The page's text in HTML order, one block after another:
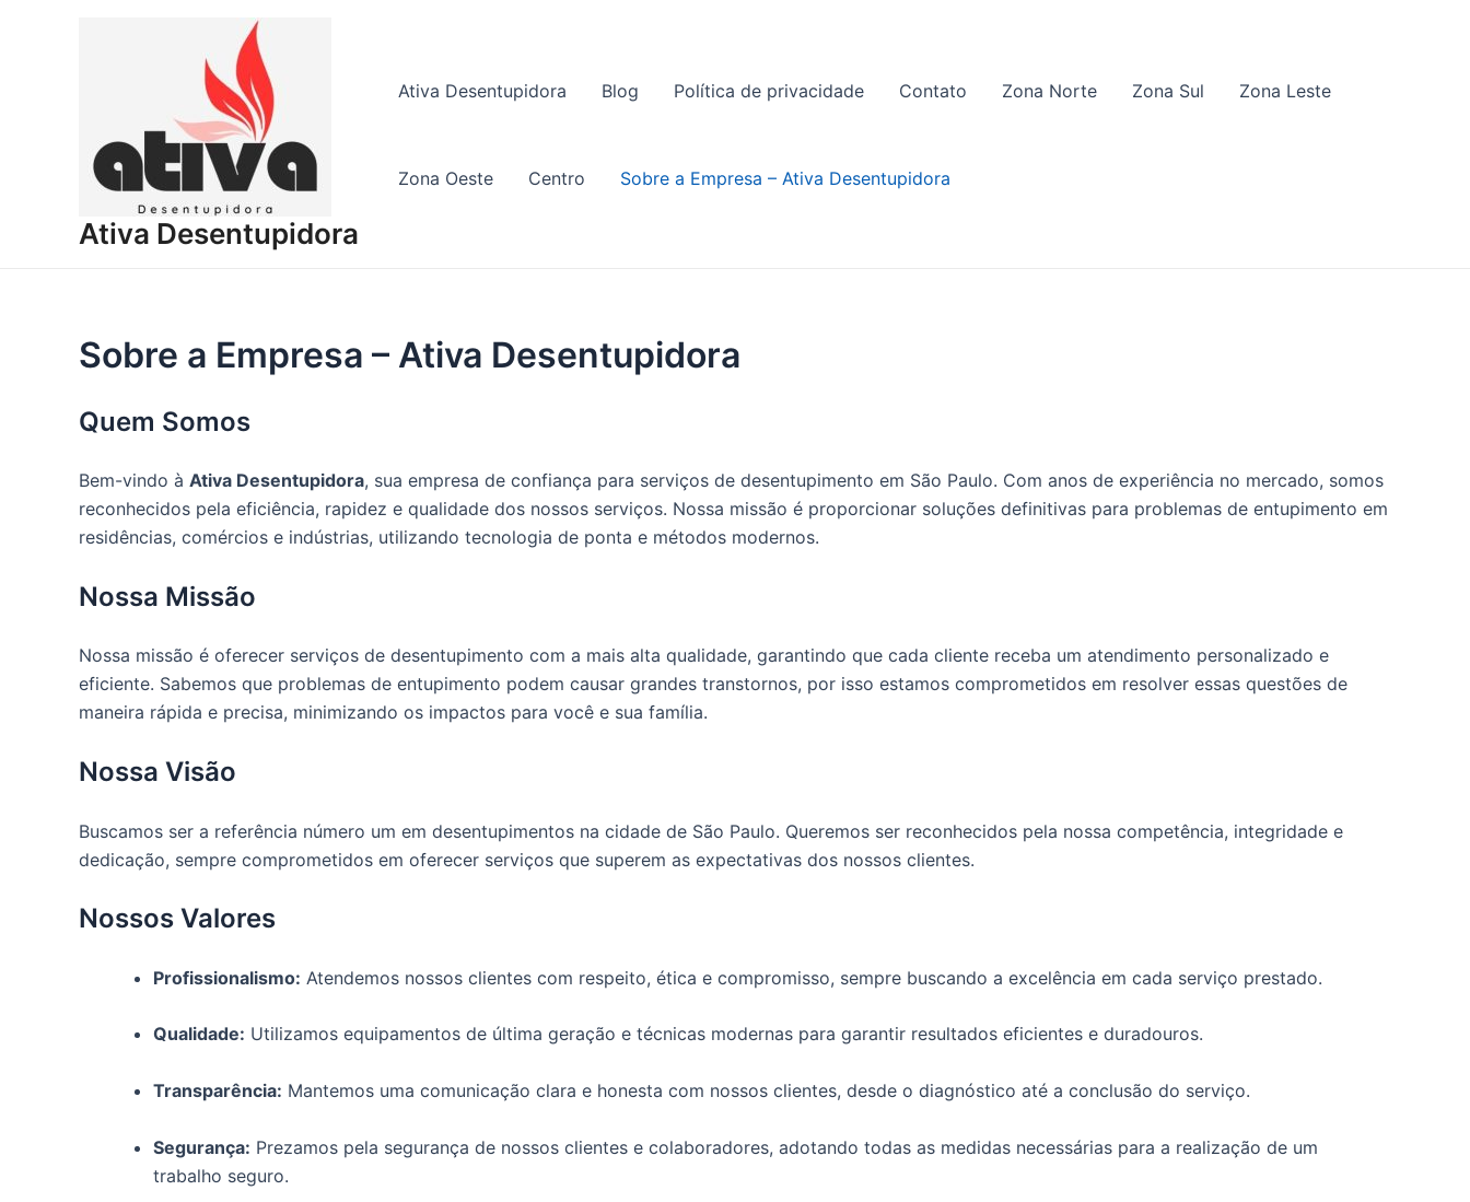
Ativa Desentupidora
Ativa Desentupidora Blog Política de privacidade Contato Zona Norte Zona Sul Zona Leste
Zona Oeste Centro Sobre a Empresa – Ativa Desentupidora
Sobre a Empresa – Ativa Desentupidora
Quem Somos
Bem-vindo à Ativa Desentupidora, sua empresa de confiança para serviços de desentupimento em São Paulo. Com anos de experiência no mercado, somos
reconhecidos pela eficiência, rapidez e qualidade dos nossos serviços. Nossa missão é proporcionar soluções definitivas para problemas de entupimento em
residências, comércios e indústrias, utilizando tecnologia de ponta e métodos modernos.
Nossa Missão
Nossa missão é oferecer serviços de desentupimento com a mais alta qualidade, garantindo que cada cliente receba um atendimento personalizado e
eficiente. Sabemos que problemas de entupimento podem causar grandes transtornos, por isso estamos comprometidos em resolver essas questões de
maneira rápida e precisa, minimizando os impactos para você e sua família.
Nossa Visão
Buscamos ser a referência número um em desentupimentos na cidade de São Paulo. Queremos ser reconhecidos pela nossa competência, integridade e
dedicação, sempre comprometidos em oferecer serviços que superem as expectativas dos nossos clientes.
Nossos Valores
Profissionalismo: Atendemos nossos clientes com respeito, ética e compromisso, sempre buscando a excelência em cada serviço prestado.
Qualidade: Utilizamos equipamentos de última geração e técnicas modernas para garantir resultados eficientes e duradouros.
Transparência: Mantemos uma comunicação clara e honesta com nossos clientes, desde o diagnóstico até a conclusão do serviço.
Segurança: Prezamos pela segurança de nossos clientes e colaboradores, adotando todas as medidas necessárias para a realização de um
trabalho seguro.